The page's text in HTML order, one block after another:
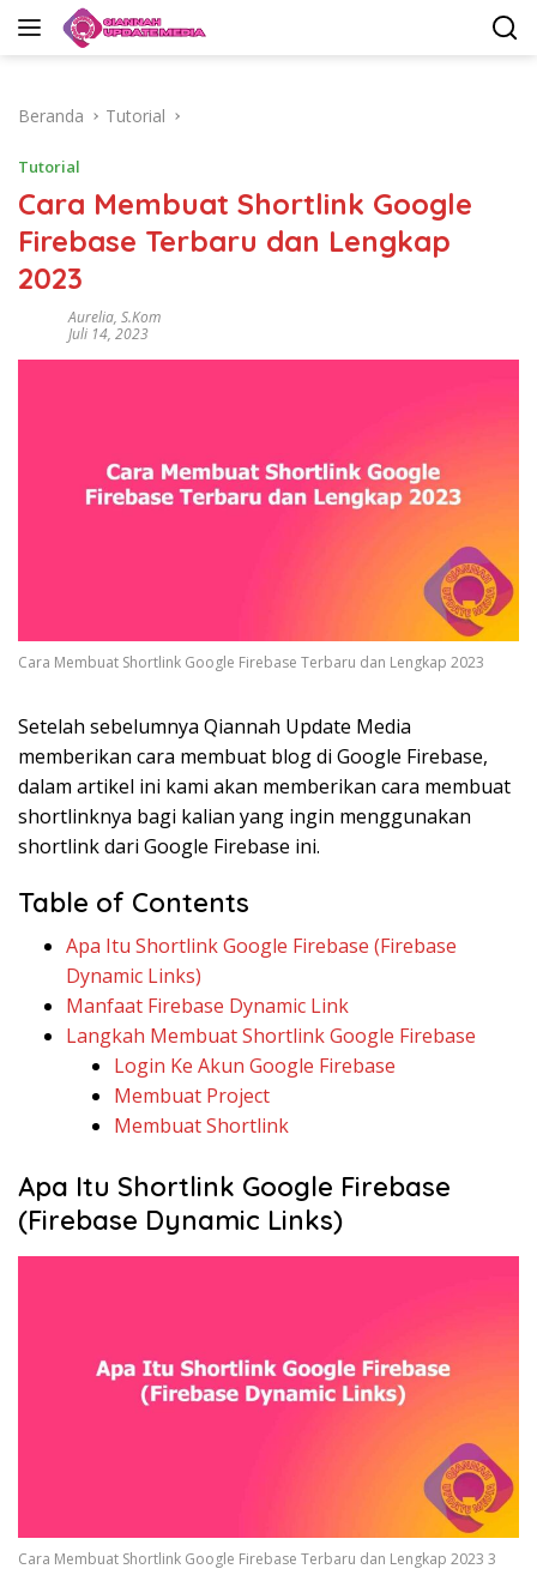
Langsung
Beranda Tutorial
Tutorial
Cara Membuat Shortlink Google
Firebase Terbaru dan Lengkap
2023
Aurelia, S.Kom
Juli 14, 2023
Cara Membuat Shortlink Google Firebase Terbaru dan Lengkap 2023
Setelah sebelumnya Qiannah Update Media
memberikan cara membuat blog di Google Firebase,
dalam artikel ini kami akan memberikan cara membuat
shortlinknya bagi kalian yang ingin menggunakan
shortlink dari Google Firebase ini.
Table of Contents
Apa Itu Shortlink Google Firebase (Firebase
Dynamic Links)
Manfaat Firebase Dynamic Link
Langkah Membuat Shortlink Google Firebase
Login Ke Akun Google Firebase
Membuat Project
Membuat Shortlink
Apa Itu Shortlink Google Firebase
(Firebase Dynamic Links)
Cara Membuat Shortlink Google Firebase Terbaru dan Lengkap 2023 3